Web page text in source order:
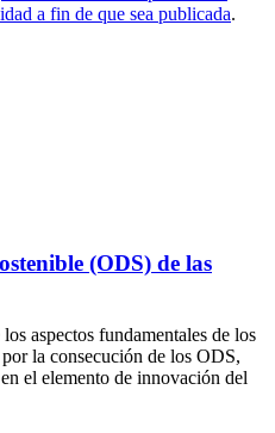
a fin de que sea publicada.
(ODS) de las
aspectos fundamentales de los
la consecución de los ODS,
el elemento de innovación del